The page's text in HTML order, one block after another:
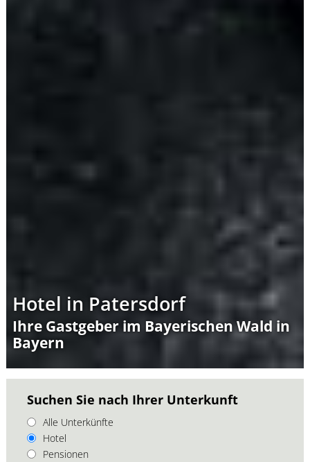
Hotel in Patersdorf
Ihre Gastgeber im Bayerischen Wald in
Bayern
Suchen Sie nach Ihrer Unterkunft
Alle Unterkünfte
Hotel
Pensionen